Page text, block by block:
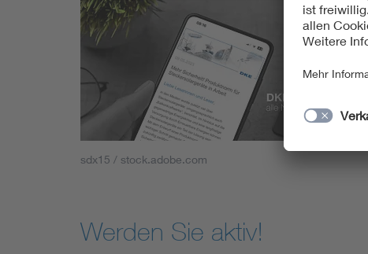
sdx15 / stock.adobe.com
Werden Sie aktiv!